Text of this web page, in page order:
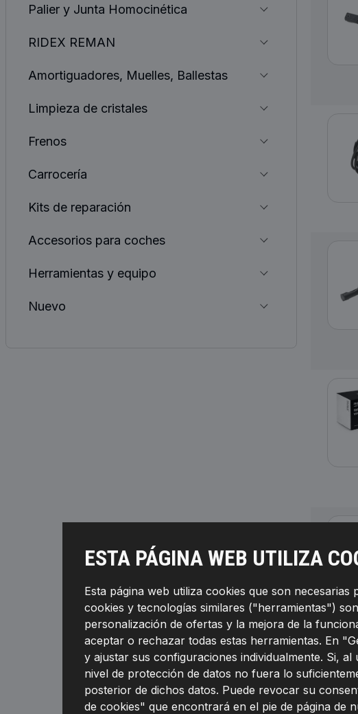
ESTA PÁGINA WEB UTILIZA
Esta página web utiliza cookies que son
cookies y tecnologías similares ("herramientas")
personalización de ofertas y la mejora de la
aceptar o rechazar todas estas herramientas. En
y ajustar sus configuraciones individualmente. Si,
nivel de protección de datos no fuera lo
posterior de dichos datos. Puede revocar su
de cookies" que encontrará en el pie de página de
Palier y Junta Homocinética
RIDEX REMAN
Amortiguadores, Muelles, Ballestas
Limpieza de cristales
Frenos
Carrocería
Kits de reparación
Accesorios para coches
Herramientas y equipo
Nuevo